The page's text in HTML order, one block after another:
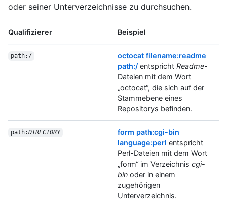
oder seiner Unterverzeichnisse zu durchsuchen.
Qualifizierer Beispiel
path:/
octocat filename:readme
path:/ entspricht Readme-
Dateien mit dem Wort
„octocat“, die sich auf der
Stammebene eines
Repositorys befinden.
path:DIRECTORY
form path:cgi-bin
language:perl entspricht
Perl-Dateien mit dem Wort
„form“ im Verzeichnis cgi-
bin oder in einem
zugehörigen
Unterverzeichnis.